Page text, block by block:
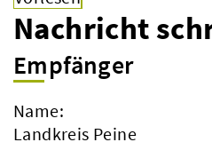
Nachricht
Empfänger
Name:
Landkreis Peine